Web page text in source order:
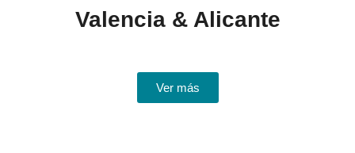
Valencia & Alicante
Ver más